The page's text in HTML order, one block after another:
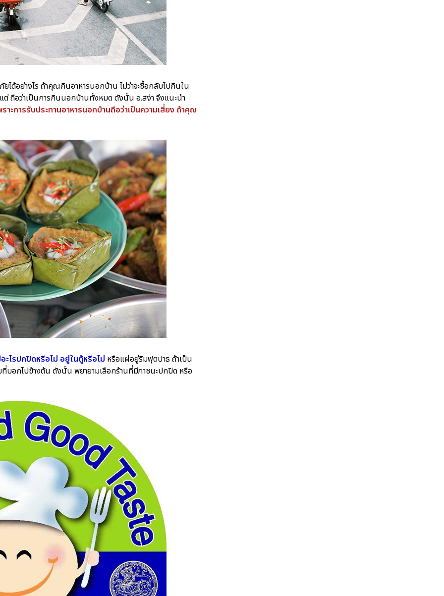
ได้อย่างไร ถ้าคุณกินอาหารนอกบ้าน ไม่ว่าจะซื้อกลับไปกินใน
ต่ ถือว่าเป็นการกินนอกบ้านทั้งหมด ดังนั้น อ.สง่า จึงแนะนำ
ะการรับประทานอาหารนอกบ้านถือว่าเป็นความเสี่ยง ถ้าคุณ
ะไรปกปิดหรือไม่ อยู่ในตู้หรือไม่ หรือแผ่อยู่ริมฟุตปาธ ถ้าเป็น
ที่บอกไปข้างต้น ดังนั้น พยายามเลือกร้านที่มีภาชนะปกปิด หรือ